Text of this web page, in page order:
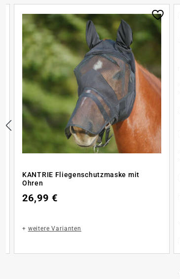
KANTRIE Fliegenschutzmaske mit
Ohren
26,99 €
+ weitere Varianten